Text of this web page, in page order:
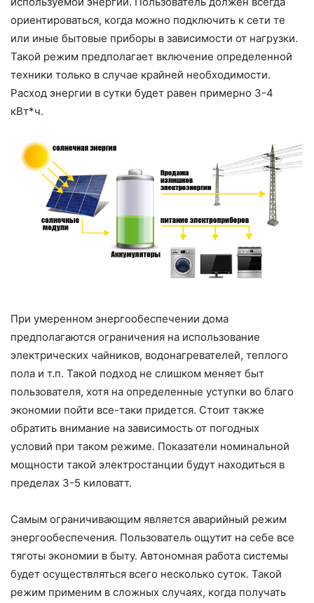
ориентироваться, когда можно подключить к сети те
или иные бытовые приборы в зависимости от нагрузки.
Такой режим предполагает включение определенной
техники только в случае крайней необходимости.
Расход энергии в сутки будет равен примерно 3-4
кВт*ч.
При умеренном энергообеспечении дома
предполагаются ограничения на использование
электрических чайников, водонагревателей, теплого
пола и т.п. Такой подход не слишком меняет быт
пользователя, хотя на определенные уступки во благо
экономии пойти все-таки придется. Стоит также
обратить внимание на зависимость от погодных
условий при таком режиме. Показатели номинальной
мощности такой электростанции будут находиться в
пределах 3-5 киловатт.
Самым ограничивающим является аварийный режим
энергообеспечения. Пользователь ощутит на себе все
тяготы экономии в быту. Автономная работа системы
будет осуществляться всего несколько суток. Такой
режим применим в сложных случаях, когда получать